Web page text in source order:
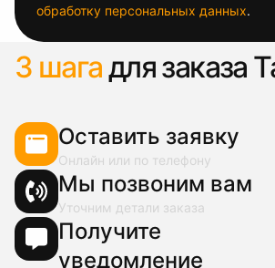
обработку персональных данных.
3 шагадля заказа
Оставить заявку
Онлайн или по телефону
Мы позвоним вам
Уточним детали заказа
Получите
уведомление